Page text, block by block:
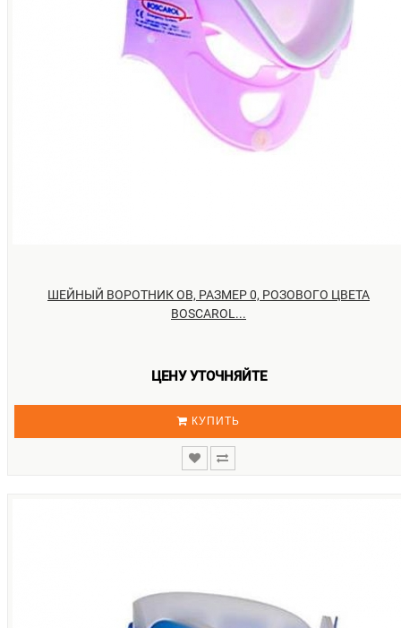
ШЕЙНЫЙ ВОРОТНИК OB, РАЗМЕР 0, РОЗОВОГО ЦВЕТА
BOSCAROL...
ЦЕНУ УТОЧНЯЙТЕ
КУПИТЬ